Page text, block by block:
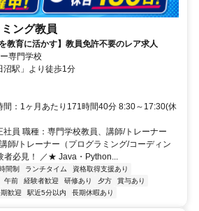
ング教員
教育に活かす】教員免許不要のレア求人
専門学校
沼駅」より徒歩1分
間：1ヶ月あたり171時間40分 8:30～17:30(休
員 職種：専門学校教員、講師/トレーナー
師/トレーナー（プログラミング/コーディン
者必見！ ／★ Java・Python...
間制 ランチタイム
資格取得支援あり
午前 経験者歓迎 研修あり 夕方
賞与あり
歓迎 駅近5分以内 長期休暇あり